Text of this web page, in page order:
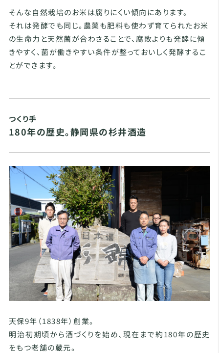
そんな自然栽培のお米は腐りにくい傾向にあります。
それは発酵でも同じ。農薬も肥料も使わず育てられたお米
の生命力と天然菌が合わさることで、腐敗よりも発酵に傾
きやすく、菌が働きやすい条件が整っておいしく発酵するこ
とができます。
つくり手
180年の歴史。静岡県の杉井酒造
天保9年（1838年）創業。
明治初期頃から酒づくりを始め、現在まで約180年の歴史
をもつ老舗の蔵元。